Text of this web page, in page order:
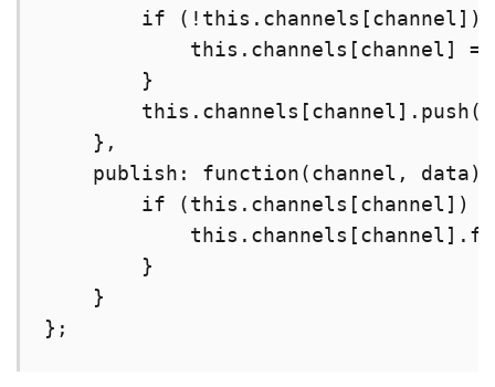
if (!this.channels[channel])
this.channels[channel] =
        }
    },
publish: function(channel, data)
        if (this.channels[channel]) {
        }
    }
};